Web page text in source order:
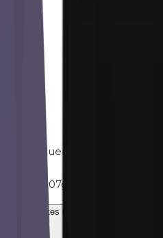
Tolueno
0.007g
Ingredientes (INCI)